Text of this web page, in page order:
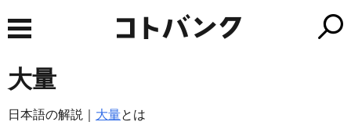
大量
日本語の解説｜ 大量とは